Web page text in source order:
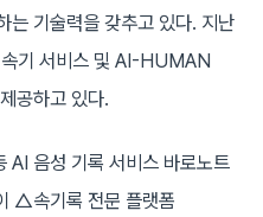
는 기술력을 갖추고 있다. 지난
기 서비스 및 AI-HUMAN
공하고 있다.
음성 기록 서비스 바로노트
△속기록 전문 플랫폼